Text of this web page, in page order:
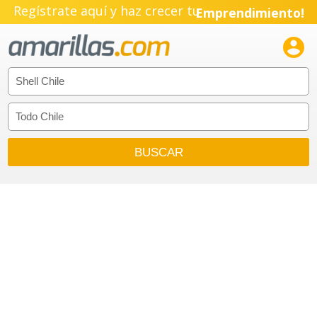
Regístrate aquí y haz crecer tuPyme!
Emprendimiento!
